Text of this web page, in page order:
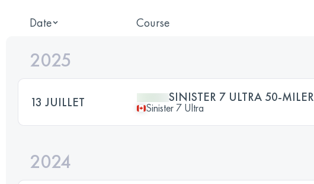
Date Course
2025
13 JUILLET SINISTER 7 ULTRA 50-MILER
Sinister 7 Ultra
2024